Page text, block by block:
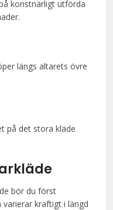
konstnärligt utförda
längs altarets övre
på det stora kläde
bör du först
kraftigt i längd